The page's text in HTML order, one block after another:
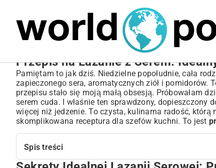
NIERUCHOMOŚCI
Przepis na Lazanie z Serem:
Pamiętam to jak dziś. Niedzielne popołudnie, cała
zapieczonego sera, aromatycznych ziół i pomidorów.
przepisu stało się moją małą obsesją. Próbowałam
serem cuda. I właśnie ten sprawdzony, dopieszczony
więcej niż jedzenie. To czysta, kulinarna radość, którą
skomplikowana receptura dla szefów kuchni. To jest
Spis treści
Sekrety Idealnej Lazanii Serowej: Przewodnik Krok po